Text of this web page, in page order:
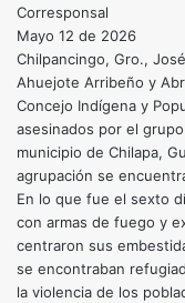
Corresponsal
Mayo 12 de 2026
Chilpancingo, Gro.,
Ahuejote Arribeño y
Concejo Indígena y
asesinados por el
municipio de Chilapa,
agrupación se
En lo que fue el sexto
con armas de fuego y
centraron sus
se encontraban
la violencia de los